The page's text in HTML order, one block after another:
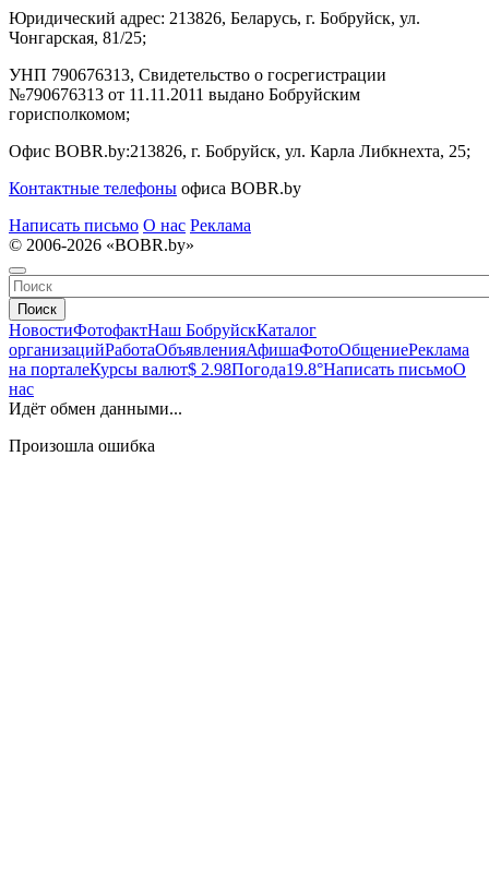
Юридический адрес: 213826, Беларусь, г. Бобруйск, ул.
Чонгарская, 81/25;
УНП 790676313, Свидетельство о госрегистрации
№790676313 от 11.11.2011 выдано Бобруйским
горисполкомом;
Офис BOBR.by:213826, г. Бобруйск, ул. Карла Либкнехта, 25;
Контактные телефоны офиса BOBR.by
Написать письмо О нас Реклама
© 2006-2026 «BOBR.by»
Поиск
НовостиФотофактНаш БобруйскКаталог
организацийРаботаОбъявленияАфишаФотоОбщениеРеклама
на порталеКурсы валют$ 2.98Погода19.8°Написать письмоО
нас
Идёт обмен данными...
Произошла ошибка